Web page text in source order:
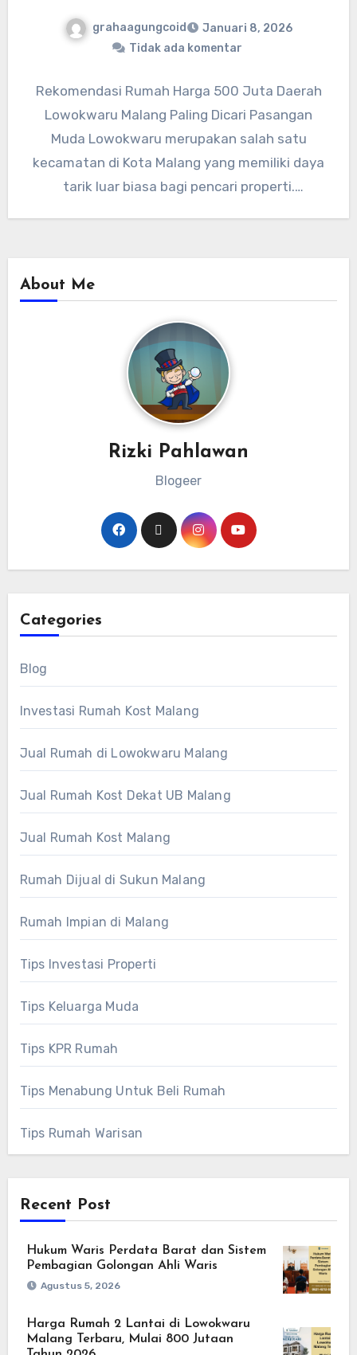
grahaagungcoid
Januari 8, 2026
Tidak ada komentar
Rekomendasi Rumah Harga 500 Juta Daerah
Lowokwaru Malang Paling Dicari Pasangan
Muda Lowokwaru merupakan salah satu
kecamatan di Kota Malang yang memiliki daya
tarik luar biasa bagi pencari properti.
About Me
Rizki Pahlawan
Blogeer
Categories
Blog
Investasi Rumah Kost Malang
Jual Rumah di Lowokwaru Malang
Jual Rumah Kost Dekat UB Malang
Jual Rumah Kost Malang
Rumah Dijual di Sukun Malang
Rumah Impian di Malang
Tips Investasi Properti
Tips Keluarga Muda
Tips KPR Rumah
Tips Menabung Untuk Beli Rumah
Tips Rumah Warisan
Recent Post
Hukum Waris Perdata Barat dan Sistem
Pembagian Golongan Ahli Waris
Agustus 5, 2026
Harga Rumah 2 Lantai di Lowokwaru
Malang Terbaru, Mulai 800 Jutaan